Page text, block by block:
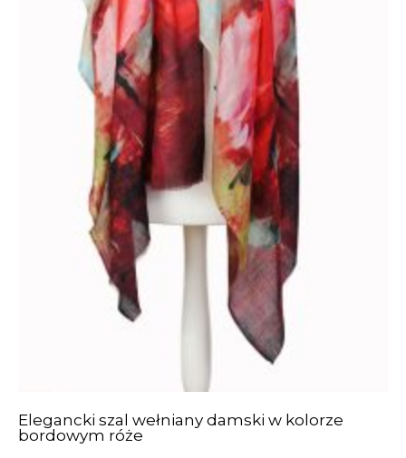
Elegancki szal wełniany damski w kolorze
bordowym róże